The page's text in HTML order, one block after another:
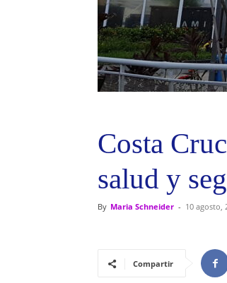
Costa
salud y
By Maria Schneider - 10 agosto,
Compartir